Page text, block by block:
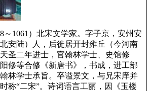
～1061）北宋文学家。字子京，安州安
安陆）人，后徙居开封雍丘（今河南
圣二年进士，官翰林学士、史馆修
修等合修《新唐书》，书成，进工部
林学士承旨。卒谥景文，与兄宋庠并
称“二宋”。诗词语言工丽，因《玉楼